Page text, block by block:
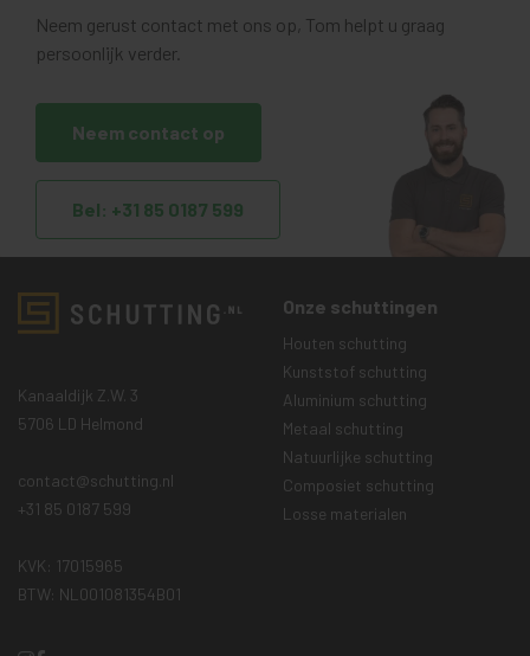
Neem gerust contact met ons op, Tom helpt u graag
persoonlijk verder.
Neem contact op
Bel: +31 85 0187 599
Kanaaldijk Z.W. 3
5706 LD Helmond
contact@schutting.nl
+31 85 0187 599
KVK: 17015965
BTW: NL001081354B01
Onze schuttingen
Houten schutting
Kunststof schutting
Aluminium schutting
Metaal schutting
Natuurlijke schutting
Composiet schutting
Losse materialen